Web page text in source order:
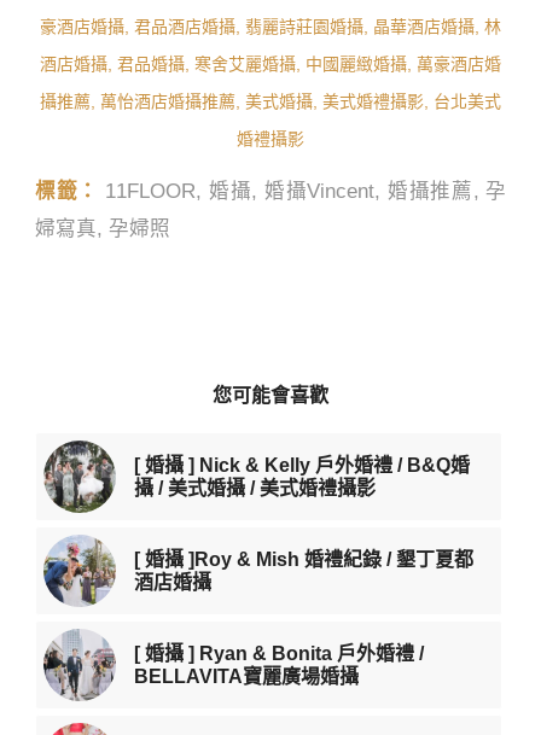
標籤： 11FLOOR,婚攝,婚攝Vincent, 婚攝推薦 ,孕
婦寫真, 孕婦照
您可能會喜歡
[ 婚攝 ] Nick & Kelly 戶外婚禮 / B&Q婚
攝 / 美式婚攝 / 美式婚禮攝影
[ 婚攝 ]Roy & Mish 婚禮紀錄 / 墾丁夏都
酒店婚攝
[ 婚攝 ] Ryan & Bonita 戶外婚禮 /
BELLAVITA寶麗廣場婚攝